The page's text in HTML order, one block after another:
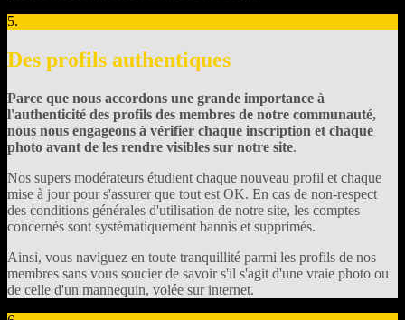
5.
Des profils authentiques
Parce que nous accordons une grande importance à
l'authenticité des profils des membres de notre communauté,
nous nous engageons à vérifier chaque inscription et chaque
photo avant de les rendre visibles sur notre site.
Nos supers modérateurs étudient chaque nouveau profil et chaque
mise à jour pour s'assurer que tout est OK. En cas de non-respect
des conditions générales d'utilisation de notre site, les comptes
concernés sont systématiquement bannis et supprimés.
Ainsi, vous naviguez en toute tranquillité parmi les profils de nos
membres sans vous soucier de savoir s'il s'agit d'une vraie photo ou
de celle d'un mannequin, volée sur internet.